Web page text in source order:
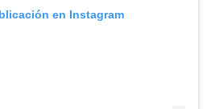
en Instagram